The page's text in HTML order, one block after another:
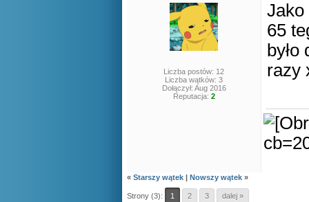
Liczba postów: 12
Liczba wątków: 3
Dołączył: Aug 2016
Reputacja: 2
Jako
65
razy
« Starszy wątek | Nowszy wątek »
Strony (3): 1 2 3 dalej »